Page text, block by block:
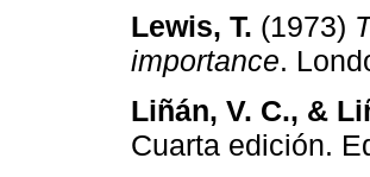
Lewis, T. (1973)
importance.
Liñán, V. C., &
Cuarta edición.